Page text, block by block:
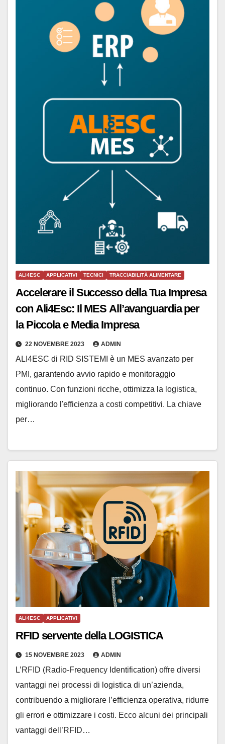
ALI4ESC APPLICATIVI TECNICI TRACCIABILITÀ ALIMENTARE
Accelerare il Successo della Tua Impresa
con Ali4Esc: Il MES All’avanguardia per
la Piccola e Media Impresa
22 NOVEMBRE 2023 ADMIN
ALI4ESC di RID SISTEMI è un MES avanzato per
PMI, garantendo avvio rapido e monitoraggio
continuo. Con funzioni ricche, ottimizza la logistica,
migliorando l'efficienza a costi competitivi. La chiave
per…
ALI4ESC APPLICATIVI
RFID servente della LOGISTICA
15 NOVEMBRE 2023 ADMIN
L’RFID (Radio-Frequency Identification) offre diversi
vantaggi nei processi di logistica di un’azienda,
contribuendo a migliorare l’efficienza operativa, ridurre
gli errori e ottimizzare i costi. Ecco alcuni dei principali
vantaggi dell’RFID…